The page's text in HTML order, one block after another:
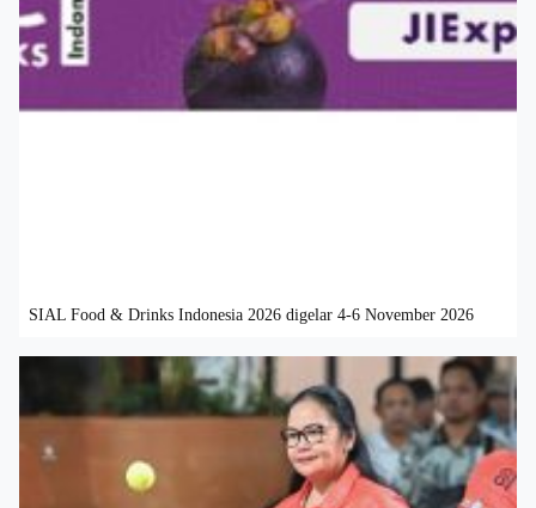
SIAL Food & Drinks Indonesia 2026 digelar 4-6 November 2026